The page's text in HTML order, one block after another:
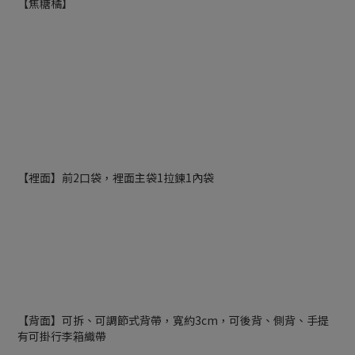
【裡面】前2口袋，裡面主袋1拉鍊1內袋
【背面】可拆、可調節式背帶，寬約3cm，可後背、側背、手提
有可掛行李箱織帶